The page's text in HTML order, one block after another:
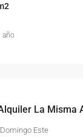
año
Este